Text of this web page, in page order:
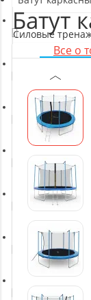
Силовые
Свободные веса
Оборудование
Батуты
Баскетбольное
Массажное
Игротека
Батут
Все о